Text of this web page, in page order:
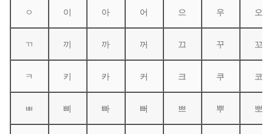
ㅇ 이 아 어 으 우 오
ㄲ 끼 까 꺼 끄 꾸 꼬
ㅋ 키 카 커 크 쿠 코
ㅃ 삐 빠 뻐 쁘 뿌 뽀